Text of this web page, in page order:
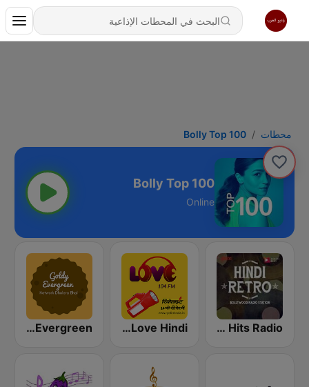
محطات Bolly Top 100
Bolly Top 100
Online
Hindi Retro Hits Radio
Mirchi Love Hindi
GOLDY Evergreen